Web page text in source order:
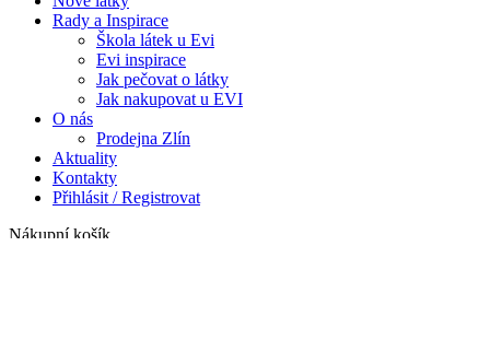
Rady a Inspirace
Škola látek u Evi
Evi inspirace
Jak pečovat o látky
Jak nakupovat u EVI
O nás
Prodejna Zlín
Aktuality
Kontakty
Přihlásit / Registrovat
Nákupní košík